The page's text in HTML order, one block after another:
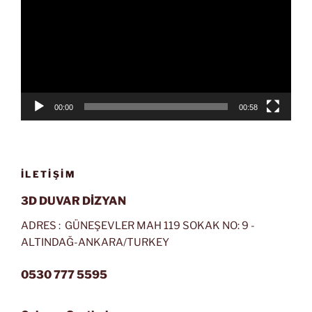
00:00 00:58
İLETIŞIM
3D DUVAR DİZYAN
ADRES : GÜNEŞEVLER MAH 119 SOKAK NO: 9 -
ALTINDAĞ-ANKARA/TURKEY
0530 777 5595